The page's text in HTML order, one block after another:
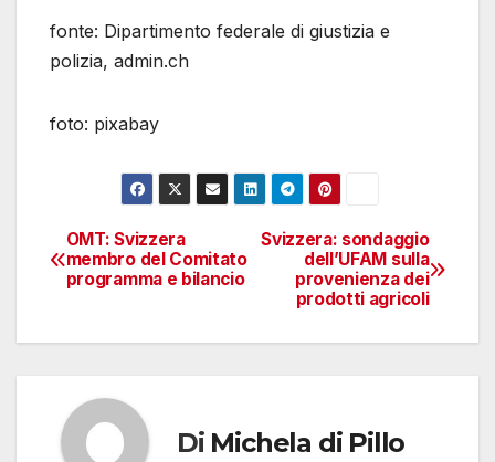
fonte: Dipartimento federale di giustizia e
polizia, admin.ch
foto: pixabay
Navigazione
articoli
Svizzera: sondaggio
dell’UFAM sulla
provenienza dei
prodotti agricoli
OMT: Svizzera
membro del Comitato
programma e bilancio
Di Michela di Pillo